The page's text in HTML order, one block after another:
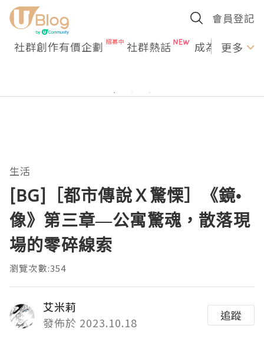
會員登記
社群創作有價企劃 社群熱話 成為U更多
生活
[BG]［都市傳說Ｘ驚慄］《鏡•
像》第三章—公寓驚魂，散落現
場的零碎線索
瀏覽次數:354
艾米莉
發佈於 2023.10.18
追蹤